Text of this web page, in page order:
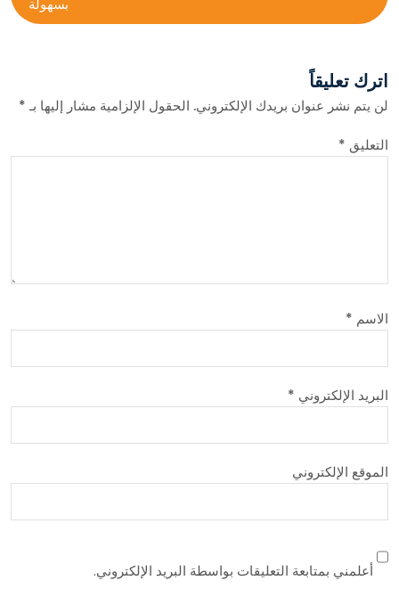
اترك تعليقاً
لن يتم نشر عنوان بريدك الإلكتروني. الحقول الإلزامية مشار إليها بـ*
التعليق *
الاسم *
البريد الإلكتروني *
الموقع الإلكتروني
أعلمني بمتابعة التعليقات بواسطة البريد الإلكتروني.